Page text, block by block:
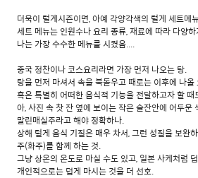
더욱이 털게시즌이면, 아예 각양각색의 털게 세트메
세트 메뉴는 인원수나 요리 종류, 재료에 따라 다양하
나는 가장 수수한 메뉴를 시켰음....
중국 정찬이나 코스요리라면 가장 먼저 나오는 탕.
탕을 먼저 마셔서 속을 북돋우고 때로는 이후에 나
혹은 특별히 어떠한 음식적 기능을 전달하고자 할 때
아, 사진 속 찻 잔 옆에 보이는 작은 술잔안에 어두운
말린매실주라고 해야 정확하나.
상해 털게 음식 기질은 매우 차서, 그런 성질을 보완
주(화주)를 함께 하는 것.
그냥 상온의 온도로 마실 수도 있고, 일본 사케처럼
개인적으로는 덥게 마시는 것을 더 선호.